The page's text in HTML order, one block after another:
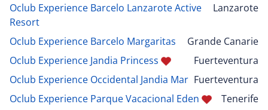
Oclub Experience Barcelo Lanzarote Active
Resort
Lanzarote
Oclub Experience Barcelo Margaritas
Grande Canarie
Oclub Experience Jandia Princess
Fuerteventura
Oclub Experience Occidental Jandia Mar Fuerteventura
Oclub Experience Parque Vacacional Eden
Tenerife